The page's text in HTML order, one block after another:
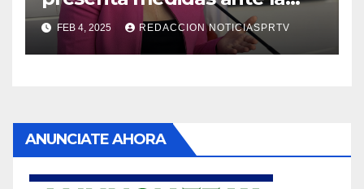
violencia en el noviazgo
FEB 4, 2025 REDACCION NOTICIASPRTV
ANUNCIATE AHORA